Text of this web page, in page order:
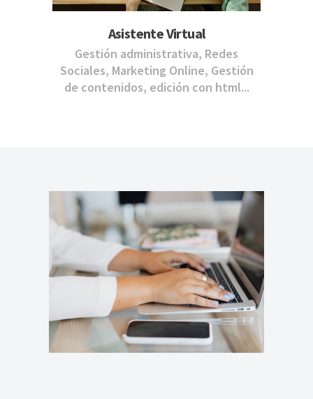
Asistente Virtual
Gestión administrativa, Redes
Sociales, Marketing Online, Gestión
de contenidos, edición con html...